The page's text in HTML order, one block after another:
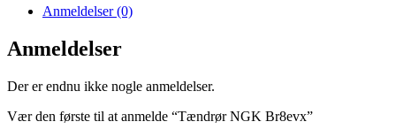
Anmeldelser (0)
Anmeldelser
Der er endnu ikke nogle anmeldelser.
Vær den første til at anmelde “Tændrør NGK Br8evx”